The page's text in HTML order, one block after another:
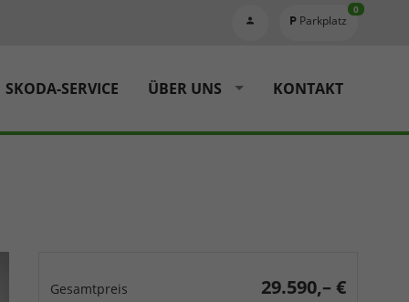
Parkplatz
0
SKODA-SERVICE ÜBER UNS KONTAKT
Gesamtpreis 29.590,– €